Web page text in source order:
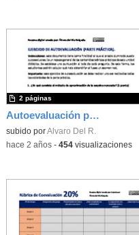
Autoevaluación parte práctica
Contenido educativo.
subido porAlvaro Del R.
2 páginas
-hace 2 años- 454visualizaciones